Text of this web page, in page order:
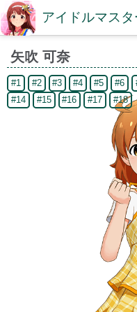
矢吹 可奈
#1 #2 #3 #4 #5 #6
#14
#15 #16 #17 #18